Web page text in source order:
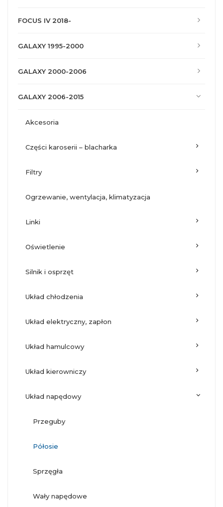
FOCUS IV 2018-
GALAXY 1995-2000
GALAXY 2000-2006
GALAXY 2006-2015
akcesoria
części karoserii – blacharka
filtry
ogrzewanie, wentylacja, klimatyzacja
linki
oświetlenie
silnik i osprzęt
układ chłodzenia
układ elektryczny, zapłon
układ hamulcowy
układ kierowniczy
układ napędowy
przeguby
półosie
sprzęgła
wały napędowe